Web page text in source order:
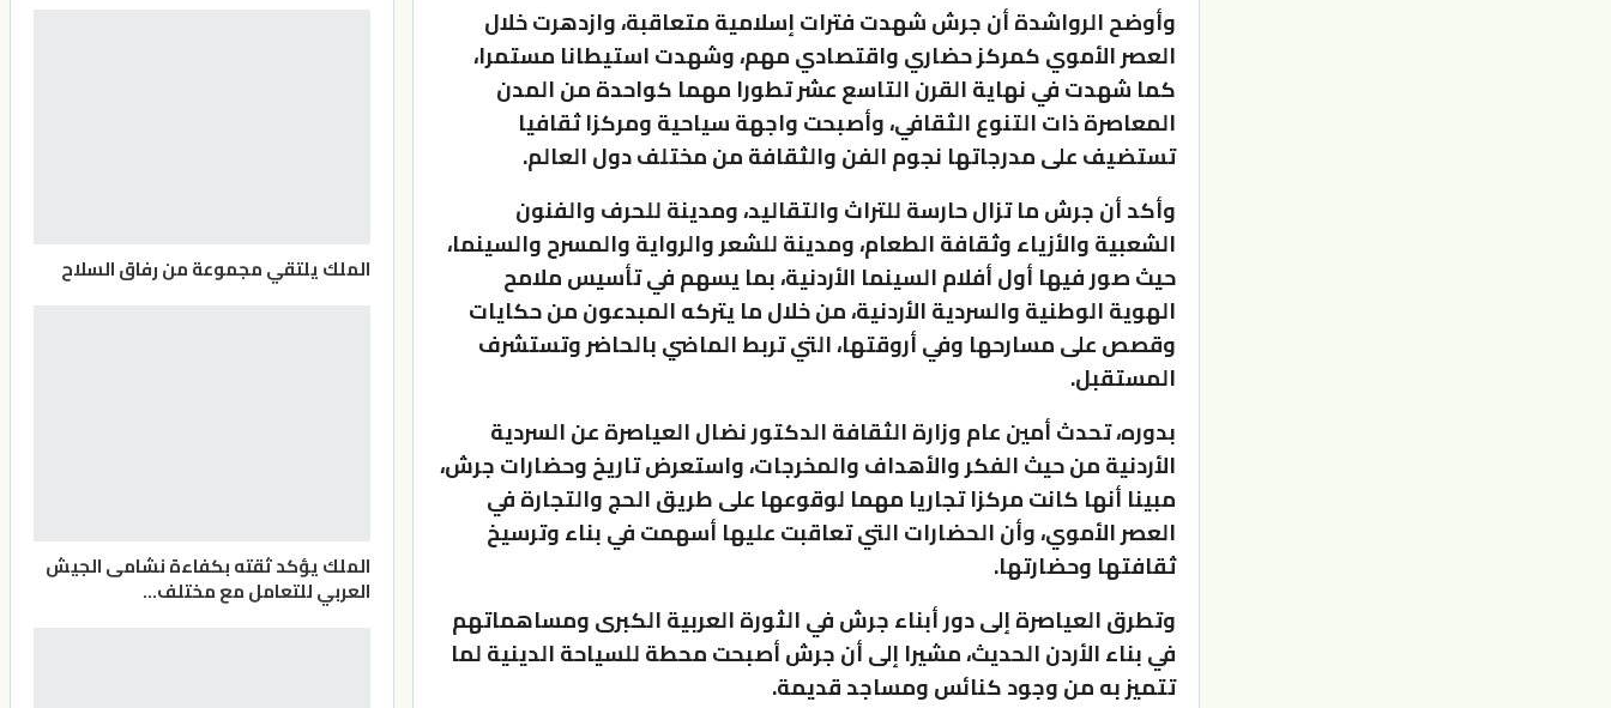
وأوضح الرواشدة أن جرش شهدت فترات إسلامية متعاقبة، وازدهرت خلال
العصر الأموي كمركز حضاري واقتصادي مهم، وشهدت استيطانا مستمرا،
كما شهدت في نهاية القرن التاسع عشر تطورا مهما كواحدة من المدن
المعاصرة ذات التنوع الثقافي، وأصبحت واجهة سياحية ومركزا ثقافيا
تستضيف على مدرجاتها نجوم الفن والثقافة من مختلف دول العالم.
وأكد أن جرش ما تزال حارسة للتراث والتقاليد، ومدينة للحرف والفنون
الشعبية والأزياء وثقافة الطعام، ومدينة للشعر والرواية والمسرح والسينما،
حيث صور فيها أول أفلام السينما الأردنية، بما يسهم في تأسيس ملامح
الهوية الوطنية والسردية الأردنية، من خلال ما يتركه المبدعون من حكايات
وقصص على مسارحها وفي أروقتها، التي تربط الماضي بالحاضر وتستشرف
المستقبل.
بدوره، تحدث أمين عام وزارة الثقافة الدكتور نضال العياصرة عن السردية
الأردنية من حيث الفكر والأهداف والمخرجات، واستعرض تاريخ وحضارات جرش،
مبينا أنها كانت مركزا تجاريا مهما لوقوعها على طريق الحج والتجارة في
العصر الأموي، وأن الحضارات التي تعاقبت عليها أسهمت في بناء وترسيخ
ثقافتها وحضارتها.
وتطرق العياصرة إلى دور أبناء جرش في الثورة العربية الكبرى ومساهماتهم
في بناء الأردن الحديث، مشيرا إلى أن جرش أصبحت محطة للسياحة الدينية لما
تتميز به من وجود كنائس ومساجد قديمة.
الملك يلتقي مجموعة من رفاق السلاح
الملك يؤكد ثقته بكفاءة نشامى الجيش
العربي للتعامل مع مختلف…